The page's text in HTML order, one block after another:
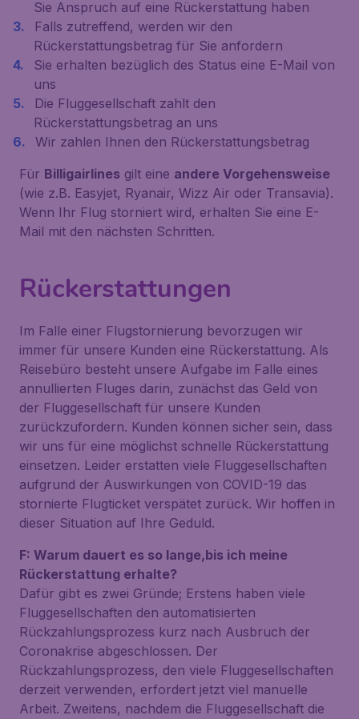
Sie Anspruch auf eine Rückerstattung haben
Falls zutreffend, werden wir den
Rückerstattungsbetrag für Sie anfordern
Sie erhalten bezüglich des Status eine E-Mail von
uns
Die Fluggesellschaft zahlt den
Rückerstattungsbetrag an uns
Wir zahlen Ihnen den Rückerstattungsbetrag
Für Billigairlines gilt eine andere Vorgehensweise
(wie z.B. Easyjet, Ryanair, Wizz Air oder Transavia).
Wenn Ihr Flug storniert wird, erhalten Sie eine E-
Mail mit den nächsten Schritten.
Rückerstattungen
Im Falle einer Flugstornierung bevorzugen wir
immer für unsere Kunden eine Rückerstattung. Als
Reisebüro besteht unsere Aufgabe im Falle eines
annullierten Fluges darin, zunächst das Geld von
der Fluggesellschaft für unsere Kunden
zurückzufordern. Kunden können sicher sein, dass
wir uns für eine möglichst schnelle Rückerstattung
einsetzen. Leider erstatten viele Fluggesellschaften
aufgrund der Auswirkungen von COVID-19 das
stornierte Flugticket verspätet zurück. Wir hoffen in
dieser Situation auf Ihre Geduld.
F: Warum dauert es so lange,bis ich meine
Rückerstattung erhalte?
Dafür gibt es zwei Gründe; Erstens haben viele
Fluggesellschaften den automatisierten
Rückzahlungsprozess kurz nach Ausbruch der
Coronakrise abgeschlossen. Der
Rückzahlungsprozess, den viele Fluggesellschaften
derzeit verwenden, erfordert jetzt viel manuelle
Arbeit. Zweitens, nachdem die Fluggesellschaft die